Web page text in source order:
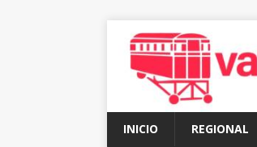
INICIO REGIONAL